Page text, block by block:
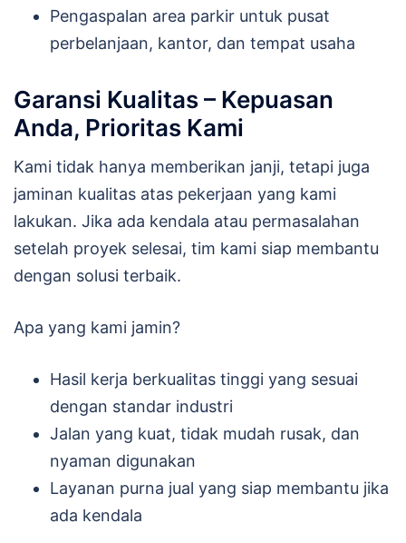
Pengaspalan area parkir untuk pusat
perbelanjaan, kantor, dan tempat usaha
Garansi Kualitas – Kepuasan
Anda, Prioritas Kami
Kami tidak hanya memberikan janji, tetapi juga
jaminan kualitas atas pekerjaan yang kami
lakukan. Jika ada kendala atau permasalahan
setelah proyek selesai, tim kami siap membantu
dengan solusi terbaik.
Apa yang kami jamin?
Hasil kerja berkualitas tinggi yang sesuai
dengan standar industri
Jalan yang kuat, tidak mudah rusak, dan
nyaman digunakan
Layanan purna jual yang siap membantu jika
ada kendala